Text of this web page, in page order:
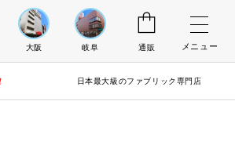
日本最大級のファブリック専門店
大阪 岐阜 通販 メニュー